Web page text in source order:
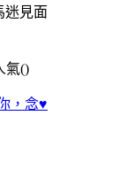
迷見面
氣()
，念♥